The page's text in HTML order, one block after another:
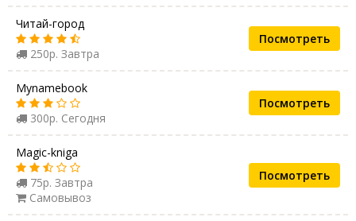
Читай-город
250р. Завтра
Посмотреть
Mynamebook
300р. Сегодня
Посмотреть
Magic-kniga
75р. Завтра
Самовывоз
Посмотреть